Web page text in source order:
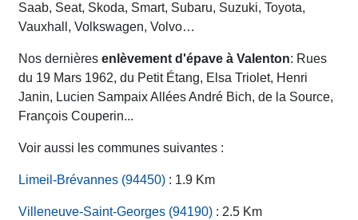
Saab, Seat, Skoda, Smart, Subaru, Suzuki, Toyota,
Vauxhall, Volkswagen, Volvo…
Nos dernières enlèvement d'épave à Valenton: Rues
du 19 Mars 1962, du Petit Étang, Elsa Triolet, Henri
Janin, Lucien Sampaix Allées André Bich, de la Source,
François Couperin...
Voir aussi les communes suivantes :
Limeil-Brévannes (94450) : 1.9 Km
Villeneuve-Saint-Georges (94190) : 2.5 Km